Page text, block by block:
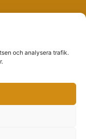
och analysera trafik.